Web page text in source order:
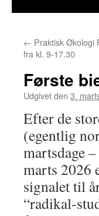
← Praktisk Økologi
fra kl. 9-17.30
Første
Udgivet den 3.
Efter de
(egentlig
martsdage
marts 2026
signalet til
“radikal-